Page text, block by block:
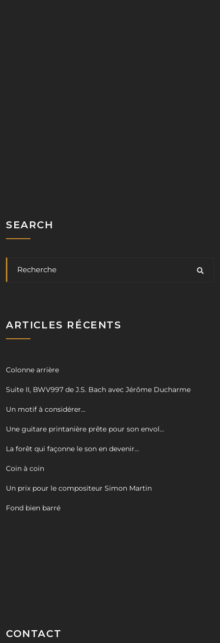
SEARCH
ARTICLES RÉCENTS
Colonne arrière
Suite II, BWV997 de J.S. Bach avec Jérôme Ducharme
Un motif à considérer…
Une guitare printanière prête pour son envol…
La forêt qui façonne le son en devenir…
Coin à coin
Un prix pour le compositeur Simon Martin
Fond bien barré
CONTACT